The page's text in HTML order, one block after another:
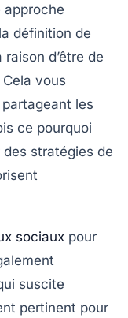
approche
définition de
d’être de
vous
les
ce pourquoi
des stratégies de
sociaux pour
suscite
pertinent pour